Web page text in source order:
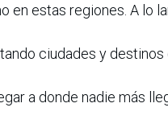
estas regiones. A lo
ciudades y destinos
a donde nadie más